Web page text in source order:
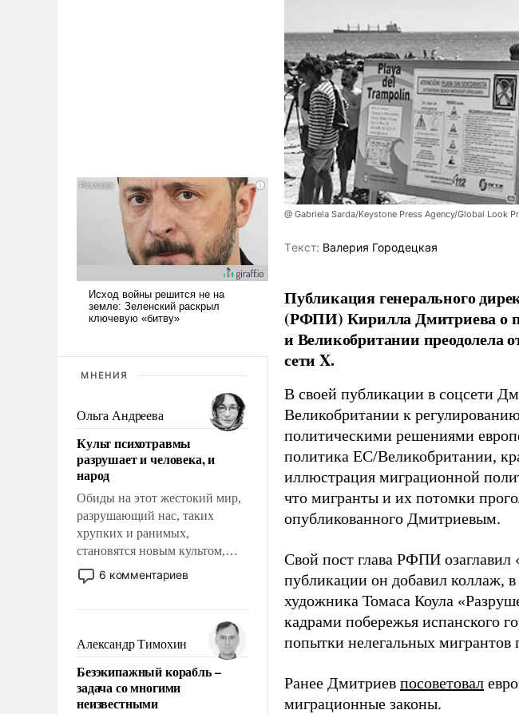
МНЕНИЯ
Ольга Андреева
Культ психотравмы
разрушает и человека, и
народ
Обиды на этот жестокий мир,
разрушающий нас, таких
хрупких и ранимых,
становятся новым культом,
постепенно вытесняя и
отменяя традиционное
мужественным и твердым под
ударами судьбы, брать на себя
ответственность, помогать
слабым, идти вперед и
адаптироваться.
6 комментариев
Александр Тимохин
Безэкипажный корабль –
задача со многими
неизвестными
@ Gabriela Sarda/Keystone Press Agency/Global Look
Tекст: Валерия Городецкая
Публикация генерального
(РФПИ) Кирилла Дмитриева о
и Великобритании преодолела
сети X.
В своей публикации в соцсети
Великобритании к
политическими решениями
политика ЕС/Великобритании,
иллюстрация миграционной
что мигранты и их потомки
опубликованного Дмитриевым.
Свой пост глава РФПИ
публикации он добавил коллаж,
художника Томаса Коула
кадрами побережья испанского
попытки нелегальных
Ранее Дмитриев посоветовал
миграционные законы.